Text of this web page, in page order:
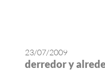
23/07/2009
derredor y